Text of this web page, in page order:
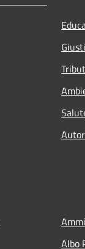
Albo